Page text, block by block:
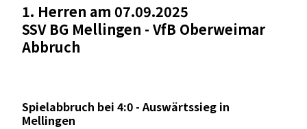
1. Herren am 07.09.2025
SSV BG Mellingen - VfB Oberweimar
Abbruch
Spielabbruch bei 4:0 - Auswärtssieg in
Mellingen